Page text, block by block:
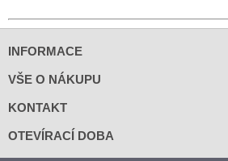
INFORMACE
VŠE O NÁKUPU
KONTAKT
OTEVÍRACÍ DOBA